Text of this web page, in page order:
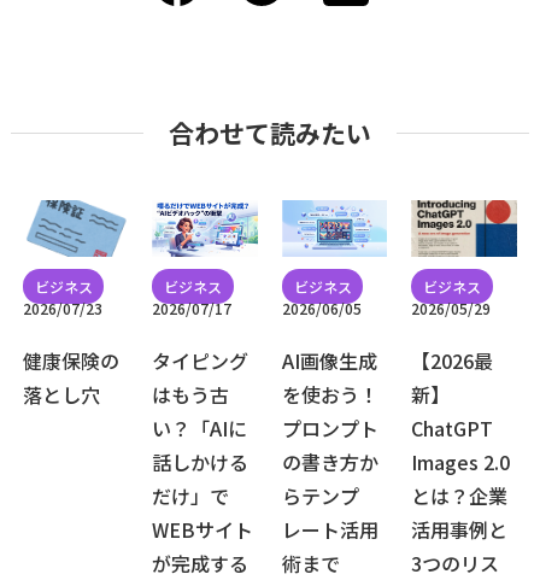
合わせて読みたい
2026/07/23
健康保険の
落とし穴
2026/07/17
タイピング
はもう古
い？「AIに
話しかける
だけ」で
WEBサイト
が完成する
2026/06/05
AI画像生成
を使おう！
プロンプト
の書き方か
らテンプ
レート活用
術まで
2026/05/29
【2026最
新】
ChatGPT
Images 2.0
とは？企業
活用事例と
3つのリス